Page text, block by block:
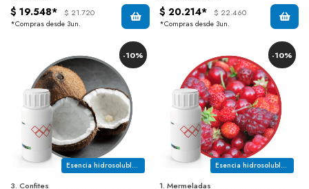
$ 19.548*
$ 21.720
*Compras desde 3un.
$ 20.214*
$ 22.460
*Compras desde 3un.
-10%
Esencia hidrosoluble sabor coco con notas a vainilla, bocado dulce y anisado
3. Confites
-10%
Esencia hidrosoluble con notas a frutos rojos
1. Mermeladas